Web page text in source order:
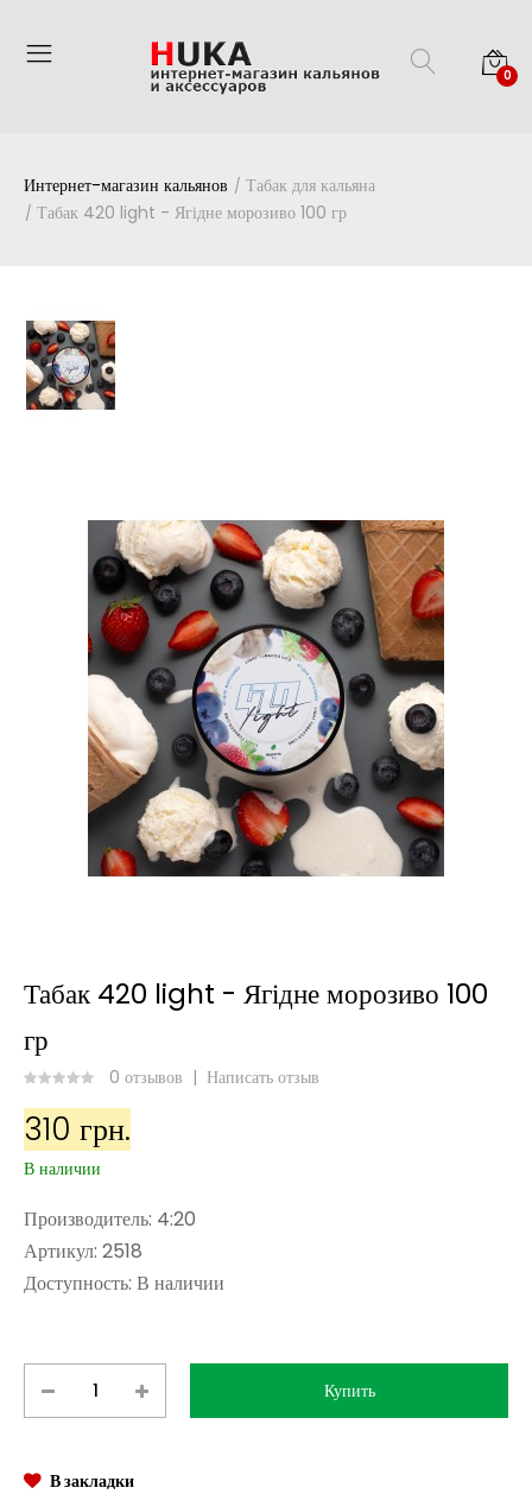
0
Интернет-магазин кальянов
Табак для кальяна
Табак 420 light - Ягідне морозиво 100 гр
Табак 420 light - Ягідне морозиво 100
гр
0 отзывов | Написать отзыв
310 грн.
В наличии
Производитель: 4:20
Артикул: 2518
Доступность: В наличии
В закладки